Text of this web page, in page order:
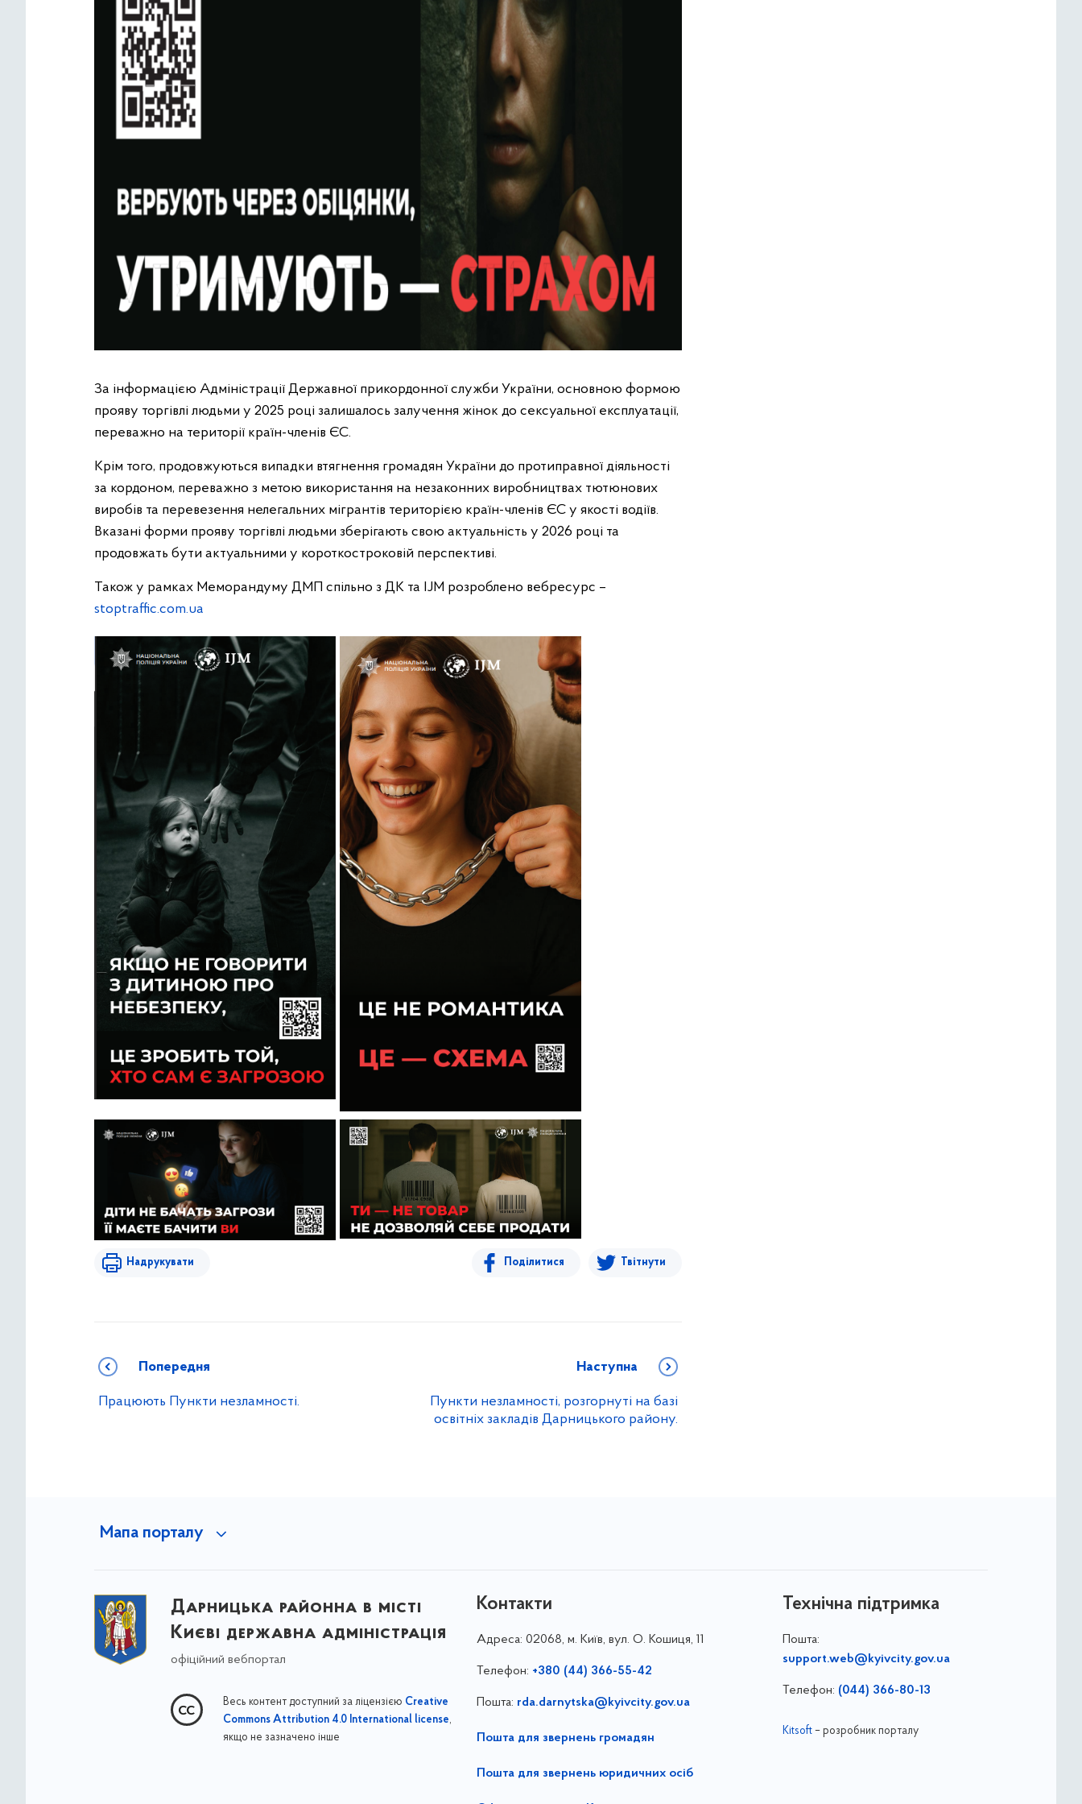
За інформацією Адміністрації Державної прикордонної служби України, основною формою
прояву торгівлі людьми у 2025 році залишалось залучення жінок до сексуальної експлуатації,
переважно на території країн-членів ЄС.
Крім того, продовжуються випадки втягнення громадян України до протиправної діяльності
за кордоном, переважно з метою використання на незаконних виробництвах тютюнових
виробів та перевезення нелегальних мігрантів територією країн-членів ЄС у якості водіїв.
Вказані форми прояву торгівлі людьми зберігають свою актуальність у 2026 році та
продовжать бути актуальними у короткостроковій перспективі.
Також у рамках Меморандуму ДМП спільно з ДК та IJM розроблено вебресурс –
stoptraffic.com.ua
Надрукувати Поділитися Твітнути
Попередня
Працюють Пункти незламності.
Наступна
Пункти незламності, розгорнуті на базі
освітніх закладів Дарницького району.
Мапа порталу
Дарницька районна в місті
Києві державна адміністрація
офіційний вебпортал
Весь контент доступний за ліцензією Creative
Commons Attribution 4.0 International license,
якщо не зазначено інше
Контакти
Адреса: 02068, м. Київ, вул. О. Кошиця, 11
Телефон: +380 (44) 366-55-42
Пошта: rda.darnytska@kyivcity.gov.ua
Пошта для звернень громадян
Пошта для звернень юридичних осіб
Технічна підтримка
Пошта:
support.web@kyivcity.gov.ua
Телефон: (044) 366-80-13
Kitsoft– розробник порталу